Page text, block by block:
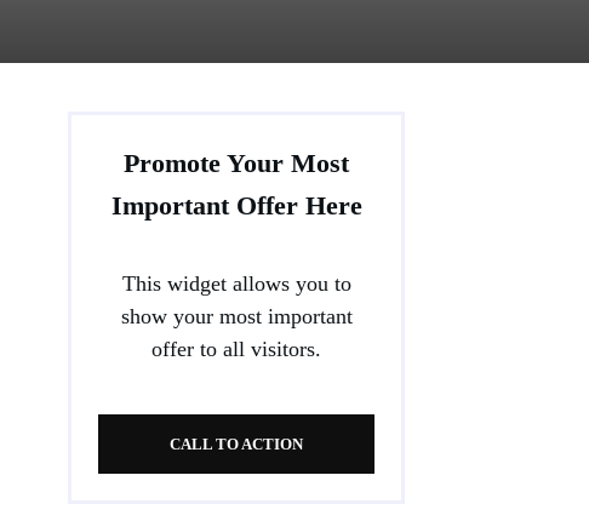
Promote Your Most
Important Offer Here
This widget allows you to
show your most important
offer to all visitors.
CALL TO ACTION